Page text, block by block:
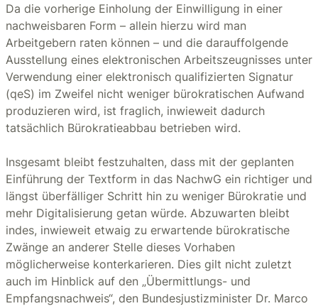
Da die vorherige Einholung der Einwilligung in einer
nachweisbaren Form – allein hierzu wird man
Arbeitgebern raten können – und die darauffolgende
Ausstellung eines elektronischen Arbeitszeugnisses unter
Verwendung einer elektronisch qualifizierten Signatur
(qeS) im Zweifel nicht weniger bürokratischen Aufwand
produzieren wird, ist fraglich, inwieweit dadurch
tatsächlich Bürokratieabbau betrieben wird.
Insgesamt bleibt festzuhalten, dass mit der geplanten
Einführung der Textform in das NachwG ein richtiger und
längst überfälliger Schritt hin zu weniger Bürokratie und
mehr Digitalisierung getan würde. Abzuwarten bleibt
indes, inwieweit etwaig zu erwartende bürokratische
Zwänge an anderer Stelle dieses Vorhaben
möglicherweise konterkarieren. Dies gilt nicht zuletzt
auch im Hinblick auf den „Übermittlungs- und
Empfangsnachweis“, den Bundesjustizminister Dr. Marco